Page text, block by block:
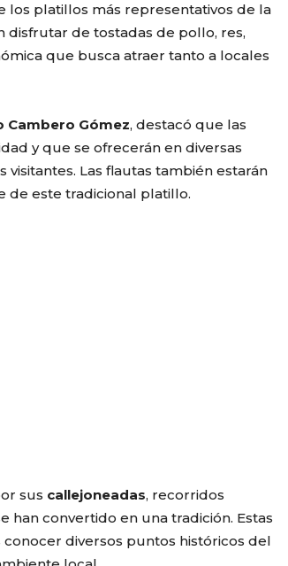
los platillos más representativos de la
disfrutar de tostadas de pollo, res,
que busca atraer tanto a locales
Cambero Gómez, destacó que las
y que se ofrecerán en diversas
Las flautas también estarán
de este tradicional platillo.
sus callejoneadas, recorridos
han convertido en una tradición. Estas
diversos puntos históricos del